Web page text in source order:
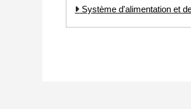
Système d'alimentation et